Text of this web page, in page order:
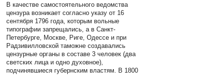
В качестве самостоятельного ведомства
цензура возникает согласно указу от 16
сентября 1796 года, которым вольные
типографии запрещались, а в Санкт-
Петербурге, Москве, Риге, Одессе и при
Радзивилловской таможне создавались
цензурные органы в составе 3 человек (два
светских лица и одно духовное),
подчинявшиеся губернским властям. В 1800